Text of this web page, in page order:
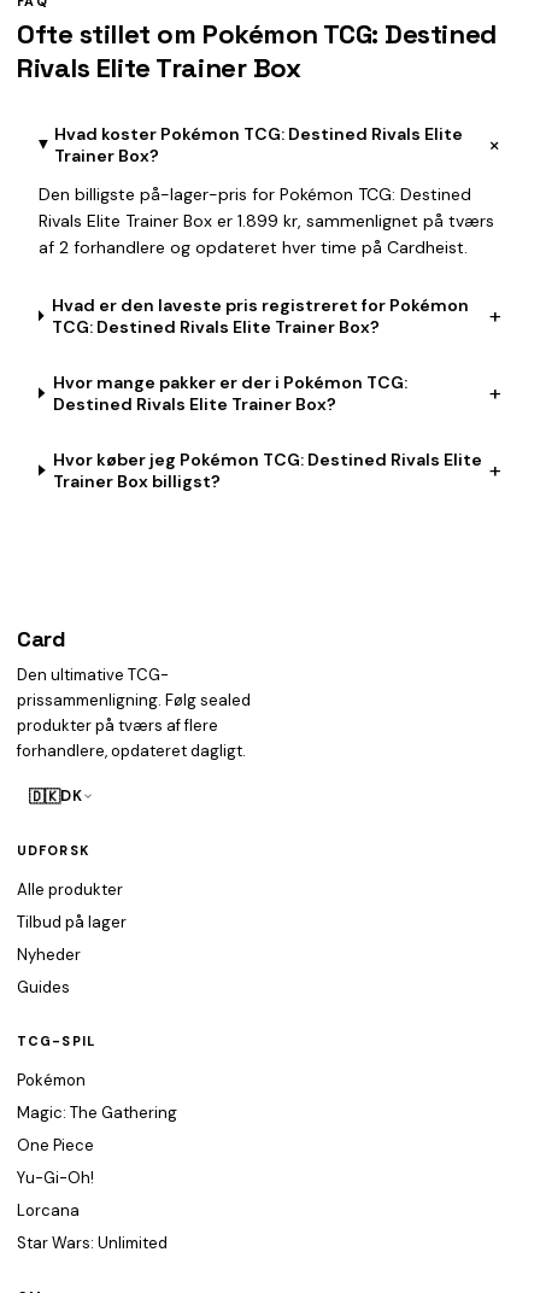
Ofte stillet om Pokémon TCG: Destined
Rivals Elite Trainer Box
Hvad koster Pokémon TCG: Destined Rivals Elite
Trainer Box?
+
Den billigste på-lager-pris for Pokémon TCG: Destined
Rivals Elite Trainer Box er 1.899 kr, sammenlignet på tværs
af 2 forhandlere og opdateret hver time på Cardheist.
Hvad er den laveste pris registreret for Pokémon
TCG: Destined Rivals Elite Trainer Box?
+
Hvor mange pakker er der i Pokémon TCG:
Destined Rivals Elite Trainer Box?
+
Hvor køber jeg Pokémon TCG: Destined Rivals Elite
Trainer Box billigst?
+
Card
Den ultimative TCG-
prissammenligning. Følg sealed
produkter på tværs af flere
forhandlere, opdateret dagligt.
🇩🇰DK
UDFORSK
Alle produkter
Tilbud på lager
Nyheder
Guides
TCG-SPIL
Pokémon
Magic: The Gathering
One Piece
Yu-Gi-Oh!
Lorcana
Star Wars: Unlimited